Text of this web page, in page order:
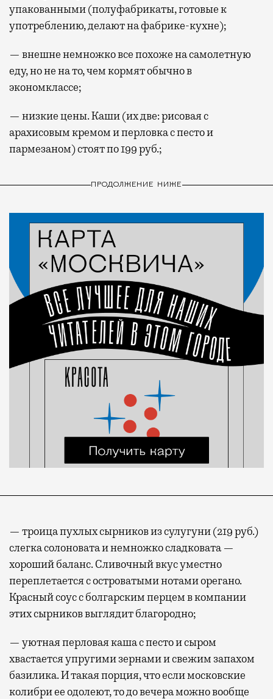
упакованными (полуфабрикаты, готовые к
употреблению, делают на фабрике-кухне);
— внешне немножко все похоже на самолетную
еду, но не на то, чем кормят обычно в
экономклассе;
— низкие цены. Каши (их две: рисовая с
арахисовым кремом и перловка с песто и
пармезаном) стоят по 199 руб.;
ПРОДОЛЖЕНИЕ НИЖЕ
— троица пухлых сырников из сулугуни (219 руб.)
слегка солоновата и немножко сладковата —
хороший баланс. Сливочный вкус уместно
переплетается с островатыми нотами орегано.
Красный соус с болгарским перцем в компании
этих сырников выглядит благородно;
— уютная перловая каша с песто и сыром
хвастается упругими зернами и свежим запахом
базилика. И такая порция, что если московские
колибри ее одолеют, то до вечера можно вообще